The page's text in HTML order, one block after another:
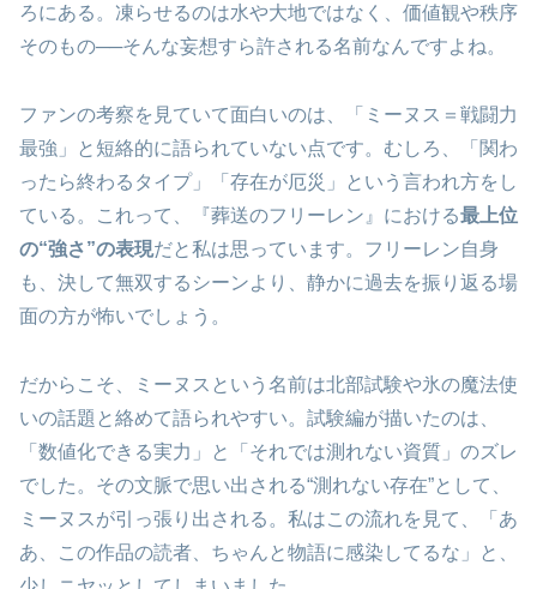
ろにある。凍らせるのは水や大地ではなく、価値観や秩序
そのもの──そんな妄想すら許される名前なんですよね。
ファンの考察を見ていて面白いのは、「ミーヌス＝戦闘力
最強」と短絡的に語られていない点です。むしろ、「関わ
ったら終わるタイプ」「存在が厄災」という言われ方をし
ている。これって、『葬送のフリーレン』における最上位
の“強さ”の表現だと私は思っています。フリーレン自身
も、決して無双するシーンより、静かに過去を振り返る場
面の方が怖いでしょう。
だからこそ、ミーヌスという名前は北部試験や氷の魔法使
いの話題と絡めて語られやすい。試験編が描いたのは、
「数値化できる実力」と「それでは測れない資質」のズレ
でした。その文脈で思い出される“測れない存在”として、
ミーヌスが引っ張り出される。私はこの流れを見て、「あ
あ、この作品の読者、ちゃんと物語に感染してるな」と、